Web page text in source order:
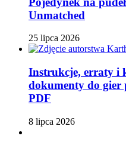
Unmatched
25 lipca 2026
Instrukcje, erraty i
dokumenty do gier
PDF
8 lipca 2026